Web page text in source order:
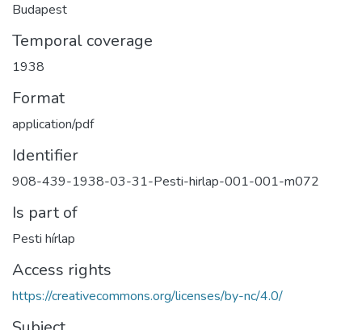
Budapest
Temporal coverage
1938
Format
application/pdf
Identifier
908-439-1938-03-31-Pesti-hirlap-001-001-m072
Is part of
Pesti hírlap
Access rights
https://creativecommons.org/licenses/by-nc/4.0/